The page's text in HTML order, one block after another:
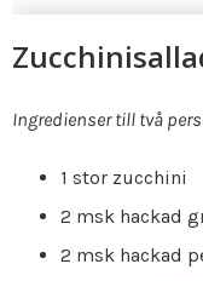
Ingredienser till två
1 stor zucchini
2 msk hackad
2 msk hackad